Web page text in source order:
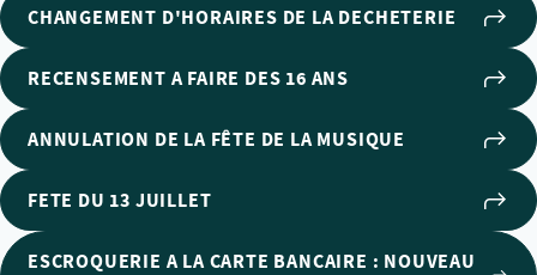
CHANGEMENT D'HORAIRES DE LA DECHETERIE
RECENSEMENT A FAIRE DES 16 ANS
ANNULATION DE LA FÊTE DE LA MUSIQUE
FETE DU 13 JUILLET
ESCROQUERIE A LA CARTE BANCAIRE : NOUVEAU